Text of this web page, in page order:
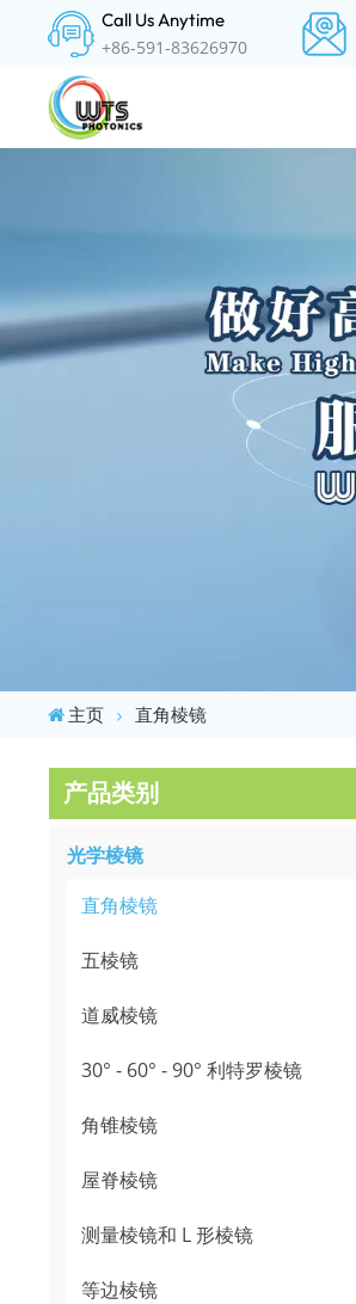
Call Us Anytime
+86-591-83626970
主页 直角棱镜
产品类别
光学棱镜
直角棱镜
五棱镜
道威棱镜
30° - 60° - 90° 利特罗棱镜
角锥棱镜
屋脊棱镜
测量棱镜和 L 形棱镜
等边棱镜